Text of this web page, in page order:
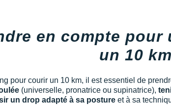
en compte
un 10 km
pour courir un 10 km, il est essentiel de
(universelle, pronatrice ou supinatrice),
un drop adapté à sa posture et à sa